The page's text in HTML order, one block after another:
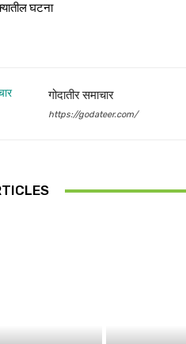
घटना
गोदातीर समाचार
https://godateer.com/